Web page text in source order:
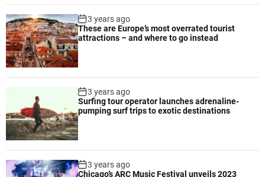
3 years ago
These are Europe’s most overrated tourist
attractions – and where to go instead
3 years ago
Surfing tour operator launches adrenaline-
pumping surf trips to exotic destinations
3 years ago
Chicago’s ARC Music Festival unveils 2023